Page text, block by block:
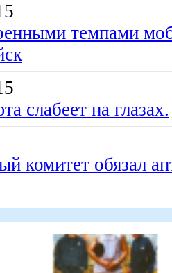
темпами
слабеет на глазах.
комитет обязал